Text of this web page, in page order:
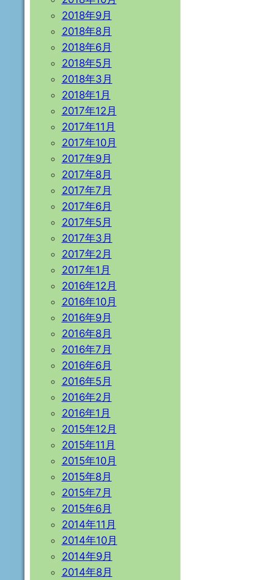
2018年9月
2018年8月
2018年6月
2018年5月
2018年3月
2018年1月
2017年12月
2017年11月
2017年10月
2017年9月
2017年8月
2017年7月
2017年6月
2017年5月
2017年3月
2017年2月
2017年1月
2016年12月
2016年10月
2016年9月
2016年8月
2016年7月
2016年6月
2016年5月
2016年2月
2016年1月
2015年12月
2015年11月
2015年10月
2015年8月
2015年7月
2015年6月
2014年11月
2014年10月
2014年9月
2014年8月